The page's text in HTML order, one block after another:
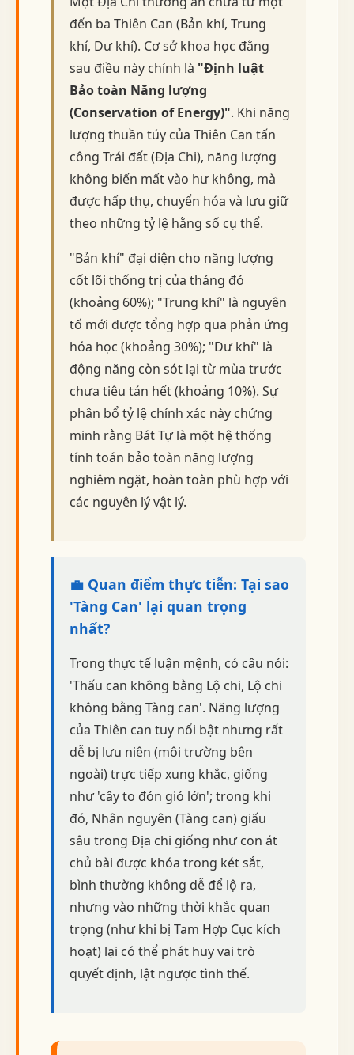
đến ba Thiên Can (Bản khí, Trung
khí, Dư khí). Cơ sở khoa học đằng
sau điều này chính là "Định luật
Bảo toàn Năng lượng
(Conservation of Energy)". Khi năng
lượng thuần túy của Thiên Can tấn
công Trái đất (Địa Chi), năng lượng
không biến mất vào hư không, mà
được hấp thụ, chuyển hóa và lưu giữ
theo những tỷ lệ hằng số cụ thể.
"Bản khí" đại diện cho năng lượng
cốt lõi thống trị của tháng đó
(khoảng 60%); "Trung khí" là nguyên
tố mới được tổng hợp qua phản ứng
hóa học (khoảng 30%); "Dư khí" là
động năng còn sót lại từ mùa trước
chưa tiêu tán hết (khoảng 10%). Sự
phân bổ tỷ lệ chính xác này chứng
minh rằng Bát Tự là một hệ thống
tính toán bảo toàn năng lượng
nghiêm ngặt, hoàn toàn phù hợp với
các nguyên lý vật lý.
💼 Quan điểm thực tiễn: Tại sao
'Tàng Can' lại quan trọng
nhất?
Trong thực tế luận mệnh, có câu nói:
'Thấu can không bằng Lộ chi, Lộ chi
không bằng Tàng can'. Năng lượng
của Thiên can tuy nổi bật nhưng rất
dễ bị lưu niên (môi trường bên
ngoài) trực tiếp xung khắc, giống
như 'cây to đón gió lớn'; trong khi
đó, Nhân nguyên (Tàng can) giấu
sâu trong Địa chi giống như con át
chủ bài được khóa trong két sắt,
bình thường không dễ để lộ ra,
nhưng vào những thời khắc quan
trọng (như khi bị Tam Hợp Cục kích
hoạt) lại có thể phát huy vai trò
quyết định, lật ngược tình thế.